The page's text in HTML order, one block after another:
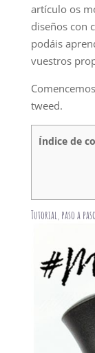
artículo os
diseños con
podáis
vuestros
tweed.
Índice de
Tutorial, paso a